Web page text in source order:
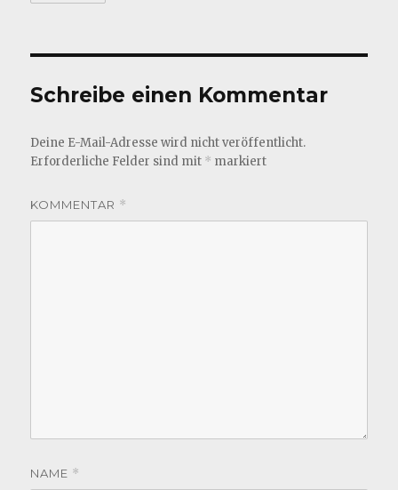
Schreibe einen Kommentar
Deine E-Mail-Adresse wird nicht veröffentlicht.
Erforderliche Felder sind mit * markiert
KOMMENTAR *
NAME *